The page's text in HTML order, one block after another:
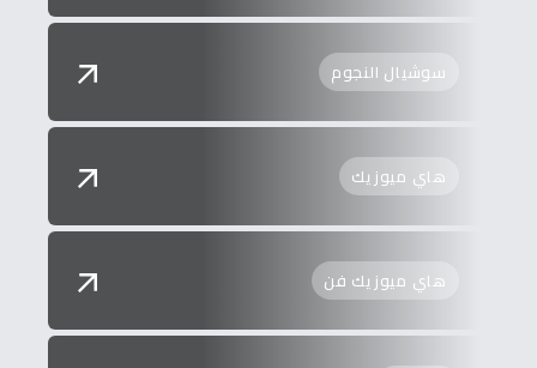
سوشيال النجوم
هاي ميوزيك
هاي ميوزيك فن